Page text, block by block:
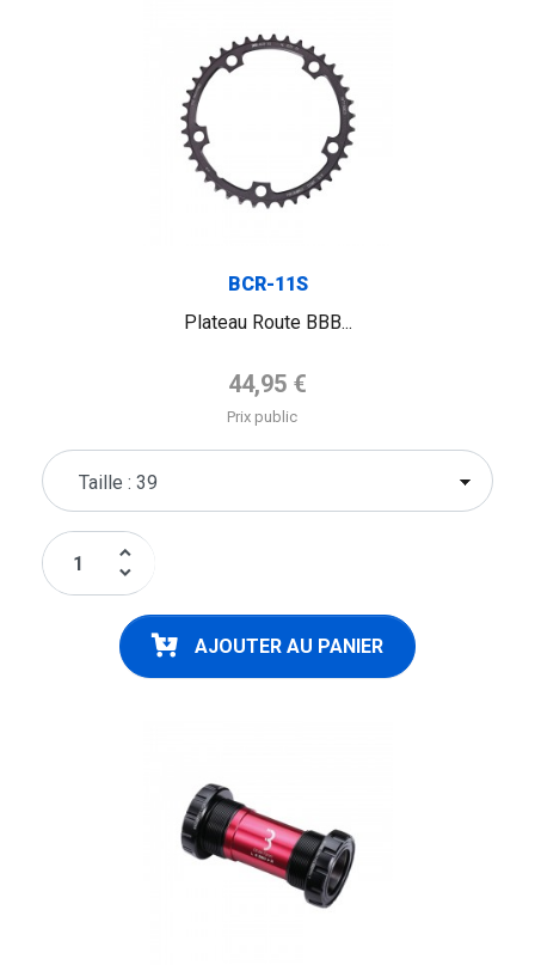
BCR-11S
Plateau Route BBB...
Prix de base
44,95 €
Prix public
keyboard_arrow_up
keyboard_arrow_down
AJOUTER AU PANIER